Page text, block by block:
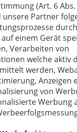
(Art. 6 Abs.
Partner
einem Gerät
Verarbeiten von
welche aktiv
werden,
Anzeigen
von
Werbung
Das Logo
überschreitet
sowohl
in Bezug auf
sind ein
Team von
und die